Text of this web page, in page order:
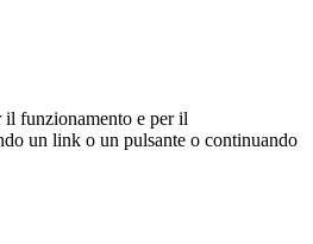
il funzionamento e per il
un link o un pulsante o continuando